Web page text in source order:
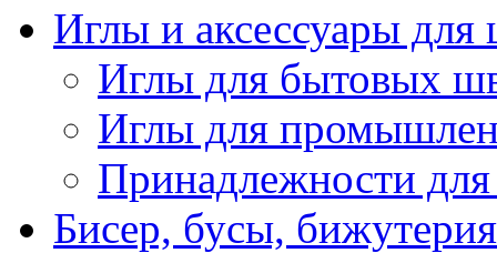
Иглы и аксессуары
Иглы для бытовых
Иглы для
Принадлежности
Бисер, бусы, бижутерия